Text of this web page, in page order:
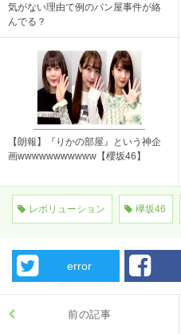
気がない理由て例のパン屋事件が絡
んでる？
【朗報】『りかの部屋』という神企
画wwwwwwwwwww【櫻坂46】
レボリューション 欅坂46
error
前の記事